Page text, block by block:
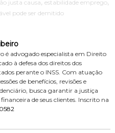
justa causa estabilidade emprego
pode ser demitido
é advogado especialista em Direito
à defesa dos direitos dos
perante o INSS. Com atuação
de benefícios, revisões e
busca garantir a justiça
de seus clientes. Inscrito na